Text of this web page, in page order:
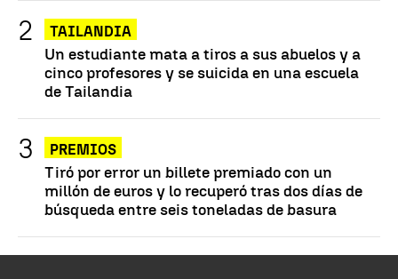
TAILANDIA
Un estudiante mata a tiros a sus abuelos y a
cinco profesores y se suicida en una escuela
de Tailandia
PREMIOS
Tiró por error un billete premiado con un
millón de euros y lo recuperó tras dos días de
búsqueda entre seis toneladas de basura